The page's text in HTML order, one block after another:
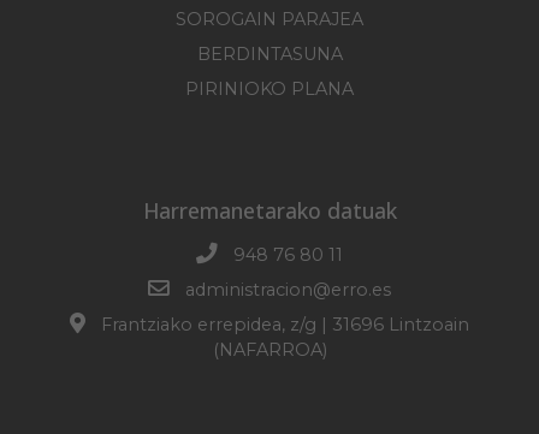
SOROGAIN PARAJEA
BERDINTASUNA
PIRINIOKO PLANA
Harremanetarako datuak
948 76 80 11
administracion@erro.es
Frantziako errepidea, z/g | 31696 Lintzoain
(NAFARROA)